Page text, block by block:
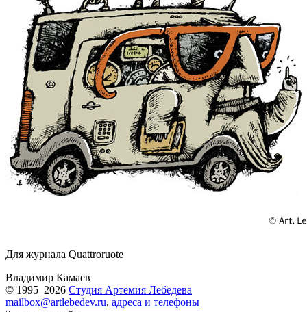
Для журнала Quattroruote
Владимир Камаев
© 1995–2026 Студия Артемия Лебедева
mailbox@artlebedev.ru, адреса и телефоны